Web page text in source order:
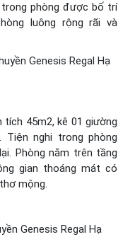
phòng được bố trí
luông rộng rãi và
45m2, kê 01 giường
nghi trong phòng
Phòng nằm trên tầng
gian thoáng mát có
mộng.